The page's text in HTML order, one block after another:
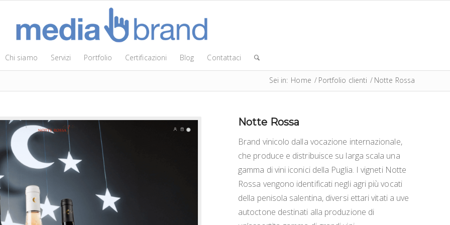
Chi siamo Servizi Portfolio Certificazioni Blog Contattaci
Sei in: Home / Portfolio clienti / Notte Rossa
Notte Rossa
Brand vinicolo dalla vocazione internazionale,
che produce e distribuisce su larga scala una
gamma di vini iconici della Puglia. I vigneti Notte
Rossa vengono identificati negli agri più vocati
della penisola salentina, diversi ettari vitati a uve
autoctone destinati alla produzione di